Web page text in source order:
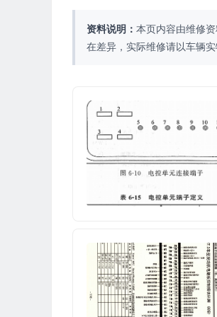
资料说明： 本页内容由维修
在差异，实际维修请以车辆